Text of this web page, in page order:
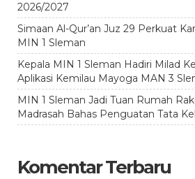
2026/2027
Simaan Al-Qur’an Juz 29 Perkuat
MIN 1 Sleman
Kepala MIN 1 Sleman Hadiri Milad
Aplikasi Kemilau Mayoga MAN 3
MIN 1 Sleman Jadi Tuan Rumah
Madrasah Bahas Penguatan Tata
Komentar Terbaru